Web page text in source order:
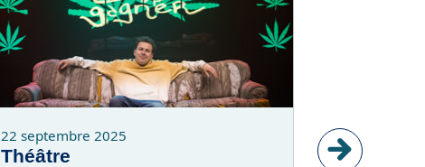
22 septembre 2025
Théâtre
8 avril 2025
Classes